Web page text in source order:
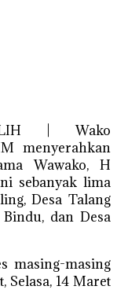
| Wako
menyerahkan
Wawako, H
sebanyak lima
Desa Talang
dan Desa
masing-masing
Selasa, 14 Maret